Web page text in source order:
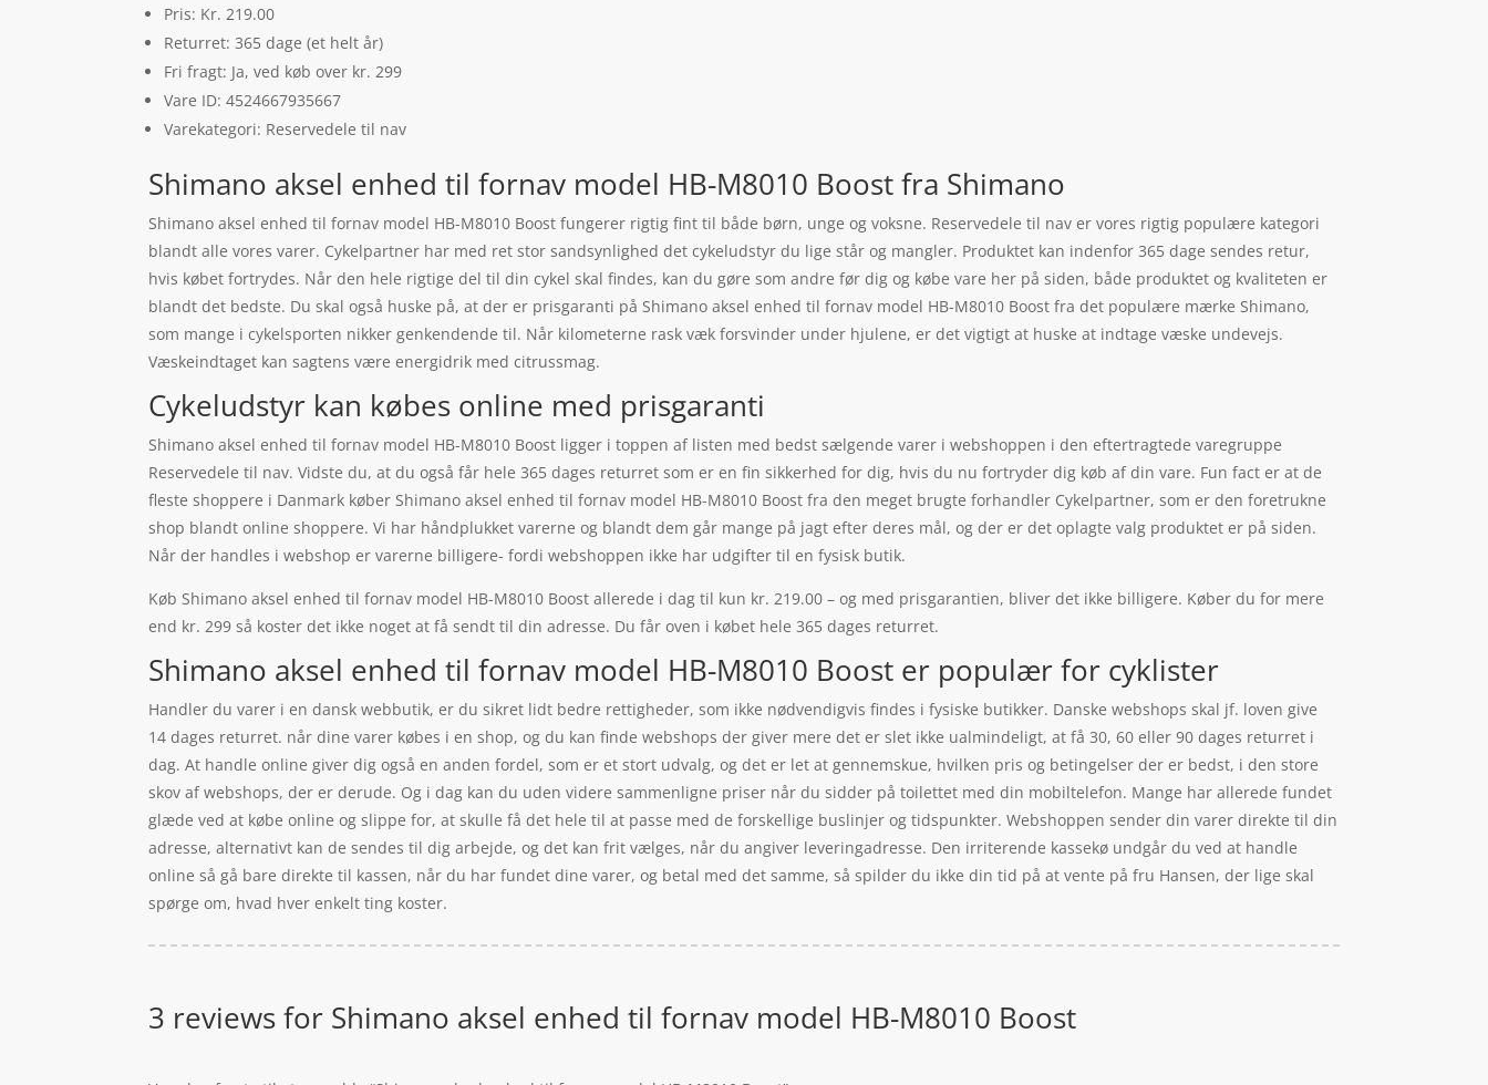
Pris: Kr. 219.00
Returret: 365 dage (et helt år)
Fri fragt: Ja, ved køb over kr. 299
Vare ID: 4524667935667
Varekategori: Reservedele til nav
Shimano aksel enhed til fornav model HB-M8010 Boost fra Shimano
Shimano aksel enhed til fornav model HB-M8010 Boost fungerer rigtig fint til både børn, unge og voksne. Reservedele til nav er vores rigtig populære kategori
blandt alle vores varer. Cykelpartner har med ret stor sandsynlighed det cykeludstyr du lige står og mangler. Produktet kan indenfor 365 dage sendes retur,
hvis købet fortrydes. Når den hele rigtige del til din cykel skal findes, kan du gøre som andre før dig og købe vare her på siden, både produktet og kvaliteten er
blandt det bedste. Du skal også huske på, at der er prisgaranti på Shimano aksel enhed til fornav model HB-M8010 Boost fra det populære mærke Shimano,
som mange i cykelsporten nikker genkendende til. Når kilometerne rask væk forsvinder under hjulene, er det vigtigt at huske at indtage væske undevejs.
Væskeindtaget kan sagtens være energidrik med citrussmag.
Cykeludstyr kan købes online med prisgaranti
Shimano aksel enhed til fornav model HB-M8010 Boost ligger i toppen af listen med bedst sælgende varer i webshoppen i den eftertragtede varegruppe
Reservedele til nav. Vidste du, at du også får hele 365 dages returret som er en fin sikkerhed for dig, hvis du nu fortryder dig køb af din vare. Fun fact er at de
fleste shoppere i Danmark køber Shimano aksel enhed til fornav model HB-M8010 Boost fra den meget brugte forhandler Cykelpartner, som er den foretrukne
shop blandt online shoppere. Vi har håndplukket varerne og blandt dem går mange på jagt efter deres mål, og der er det oplagte valg produktet er på siden.
Når der handles i webshop er varerne billigere- fordi webshoppen ikke har udgifter til en fysisk butik.
Køb Shimano aksel enhed til fornav model HB-M8010 Boost allerede i dag til kun kr. 219.00 – og med prisgarantien, bliver det ikke billigere. Køber du for mere
end kr. 299 så koster det ikke noget at få sendt til din adresse. Du får oven i købet hele 365 dages returret.
Shimano aksel enhed til fornav model HB-M8010 Boost er populær for cyklister
Handler du varer i en dansk webbutik, er du sikret lidt bedre rettigheder, som ikke nødvendigvis findes i fysiske butikker. Danske webshops skal jf. loven give
14 dages returret. når dine varer købes i en shop, og du kan finde webshops der giver mere det er slet ikke ualmindeligt, at få 30, 60 eller 90 dages returret i
dag. At handle online giver dig også en anden fordel, som er et stort udvalg, og det er let at gennemskue, hvilken pris og betingelser der er bedst, i den store
skov af webshops, der er derude. Og i dag kan du uden videre sammenligne priser når du sidder på toilettet med din mobiltelefon. Mange har allerede fundet
glæde ved at købe online og slippe for, at skulle få det hele til at passe med de forskellige buslinjer og tidspunkter. Webshoppen sender din varer direkte til din
adresse, alternativt kan de sendes til dig arbejde, og det kan frit vælges, når du angiver leveringadresse. Den irriterende kassekø undgår du ved at handle
online så gå bare direkte til kassen, når du har fundet dine varer, og betal med det samme, så spilder du ikke din tid på at vente på fru Hansen, der lige skal
spørge om, hvad hver enkelt ting koster.
3 reviews for Shimano aksel enhed til fornav model HB-M8010 Boost